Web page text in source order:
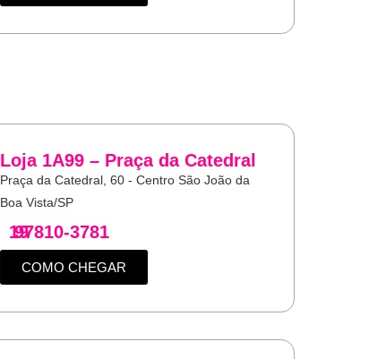
Loja 1A99 – Praça da Catedral
Praça da Catedral, 60 - Centro São João da
Boa Vista/SP
19
97810-3781
COMO CHEGAR